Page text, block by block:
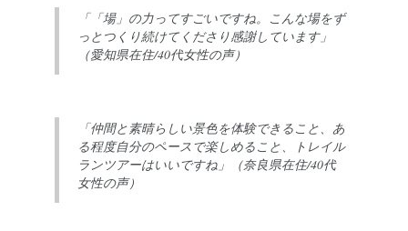
「「場」の力ってすごいですね。こんな場をず
っとつくり続けてくださり感謝しています」
（愛知県在住/40代女性の声）
「仲間と素晴らしい景色を体験できること、あ
る程度自分のペースで楽しめること、トレイル
ランツアーはいいですね」（奈良県在住/40代
女性の声）